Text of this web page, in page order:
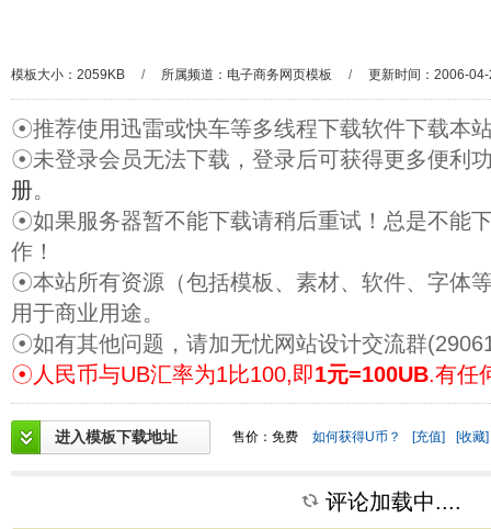
模板大小：2059KB / 所属频道： 电子商务网页模板 / 更新时间：2006-
☉推荐使用迅雷或快车等多线程下载软件下载本
☉未登录会员无法下载，登录后可获得更多便利
册。
☉如果服务器暂不能下载请稍后重试！总是不能
作！
☉本站所有资源（包括模板、素材、软件、字体
用于商业用途。
☉如有其他问题，请加无忧网站设计交流群
☉人民币与UB汇率为1比100,即1元=100UB.有任
进入模板下载地址 售价：免费 如何获得U币？ [充值] [收藏]
评论加载中....